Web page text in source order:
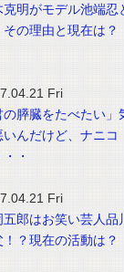
克明がモデル池端忍
その理由と現在は？
Fri
の膵臓をたべたい」
いんだけど、ナニコ
・
Fri
五郎はお笑い芸人品
！？現在の活動は？